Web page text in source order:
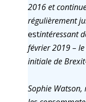
2016 et
régulièrement
estintéressant
février 2019 –
initiale de Brexit
Sophie Watson,